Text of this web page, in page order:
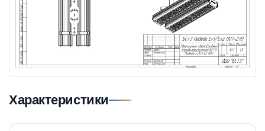
Характеристики